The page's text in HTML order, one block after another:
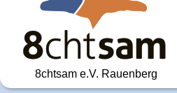
8chtsam e.V. Rauenberg